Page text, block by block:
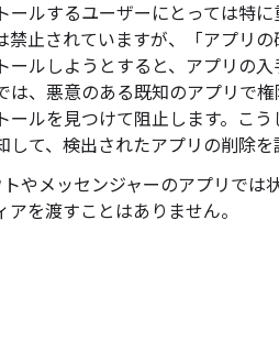
ールするユーザーにとっては特
禁止されていますが、「アプリ
ールしようとすると、アプリの
は、悪意のある既知のアプリで
ールを見つけて阻止します。こ
して、検出されたアプリの削除を
やメッセンジャーのアプリでは
を渡すことはありません。